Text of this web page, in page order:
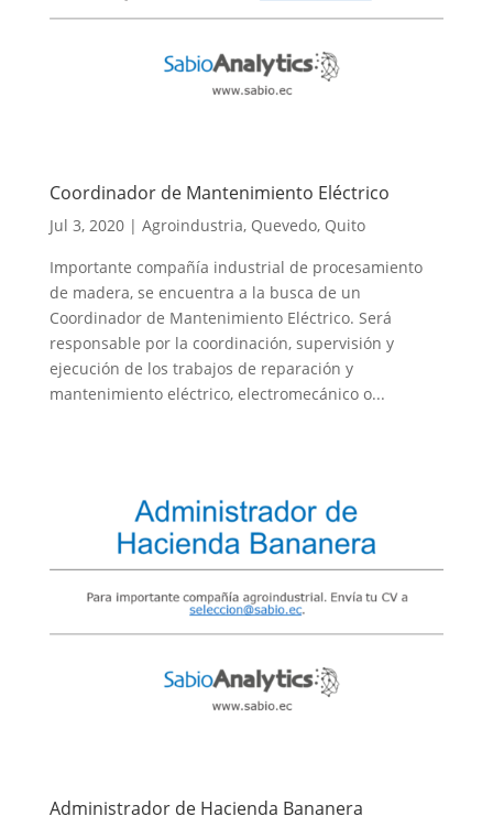
Coordinador de Mantenimiento Eléctrico
Jul 3, 2020| Agroindustria, Quevedo, Quito
Importante compañía industrial de procesamiento
de madera, se encuentra a la busca de un
Coordinador de Mantenimiento Eléctrico. Será
responsable por la coordinación, supervisión y
ejecución de los trabajos de reparación y
mantenimiento eléctrico, electromecánico o...
Administrador de Hacienda Bananera